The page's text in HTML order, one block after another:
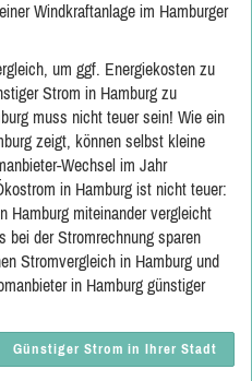
Windkraftanlage im Hamburger
um ggf. Energiekosten zu
Strom in Hamburg zu
muss nicht teuer sein! Wie ein
zeigt, können selbst kleine
Wechsel im Jahr
in Hamburg ist nicht teuer:
Hamburg miteinander vergleicht
bei der Stromrechnung sparen
Stromvergleich in Hamburg und
in Hamburg günstiger
Günstiger Strom in Ihrer Stadt